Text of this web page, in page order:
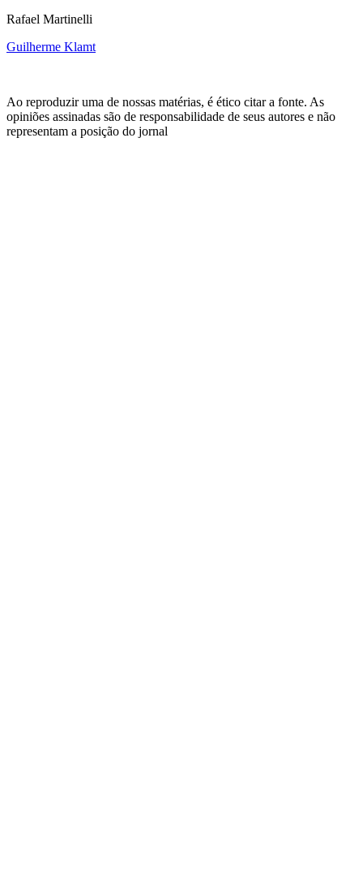
Rafael Martinelli
Guilherme Klamt
Ao reproduzir uma de nossas matérias, é ético citar a fonte. As
opiniões assinadas são de responsabilidade de seus autores e não
representam a posição do jornal